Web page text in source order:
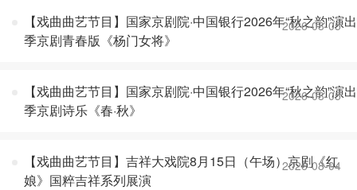
【戏曲曲艺节目】国家京剧院·中国银行2026年“秋之韵”演出
季京剧青春版《杨门女将》
2026-08-05
【戏曲曲艺节目】国家京剧院·中国银行2026年“秋之韵”演出
季京剧诗乐《春·秋》
2026-08-05
【戏曲曲艺节目】吉祥大戏院8月15日（午场）京剧《红
娘》国粹吉祥系列展演
2026-08-04